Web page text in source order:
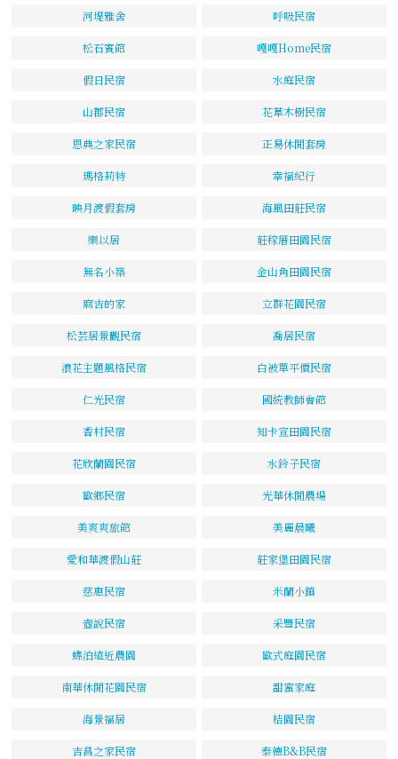
河堤雅舍 呼吸民宿
松石賓館 嘎嘎Home民宿
假日民宿 水庭民宿
山郡民宿 花草木樹民宿
恩典之家民宿 正易休閒套房
瑪格莉特 幸福紀行
映月渡假套房 海風田莊民宿
樂以居 莊稼厝田園民宿
無名小築 金山角田園民宿
麻吉的家 立群花園民宿
松芸居景觀民宿 喬居民宿
浪花主題風格民宿 白被單平價民宿
仁光民宿 國統教師會館
香村民宿 知卡宣田園民宿
花欣蘭園民宿 水鈴子民宿
歐鄉民宿 光華休閒農場
美爽爽旅館 美麗晨曦
愛和華渡假山莊 莊家堡田園民宿
慈惠民宿 米蘭小鎮
壺說民宿 采豐民宿
蝶泊遠近農園 歐式庭園民宿
南華休閒花園民宿 甜蜜家庭
海景福居 桔園民宿
吉昌之家民宿 泰德B&B民宿